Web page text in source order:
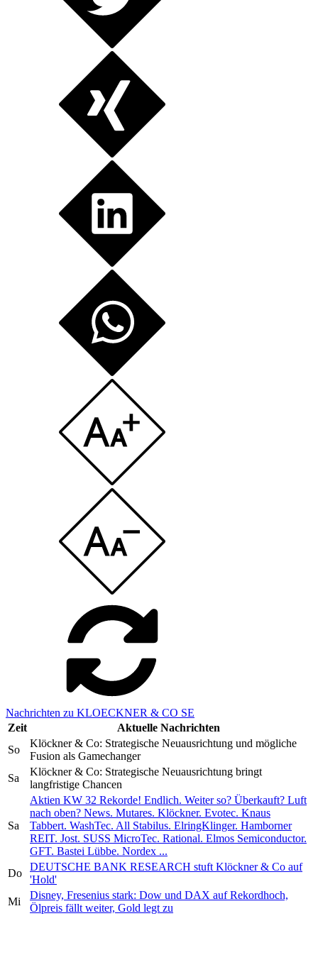
Nachrichten zu KLOECKNER & CO SE
Zeit
Aktuelle Nachrichten
So
Klöckner & Co: Strategische Neuausrichtung und mögliche
Fusion als Gamechanger
Sa
Klöckner & Co: Strategische Neuausrichtung bringt
langfristige Chancen
Sa
Aktien KW 32 Rekorde! Endlich. Weiter so? Überkauft? Luft
nach oben? News. Mutares. Klöckner. Evotec. Knaus
Tabbert. WashTec. All Stabilus. ElringKlinger. Hamborner
REIT. Jost. SUSS MicroTec. Rational. Elmos Semiconductor.
GFT. Bastei Lübbe. Nordex ...
Do
DEUTSCHE BANK RESEARCH stuft Klöckner & Co auf
'Hold'
Mi
Disney, Fresenius stark: Dow und DAX auf Rekordhoch,
Ölpreis fällt weiter, Gold legt zu